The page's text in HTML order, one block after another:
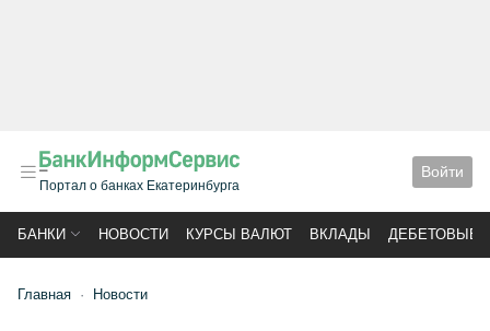
Портал о банках Екатеринбурга
Войти
БАНКИ НОВОСТИ КУРСЫ ВАЛЮТ ВКЛАДЫ ДЕБЕТОВЫЕ
Главная Новости